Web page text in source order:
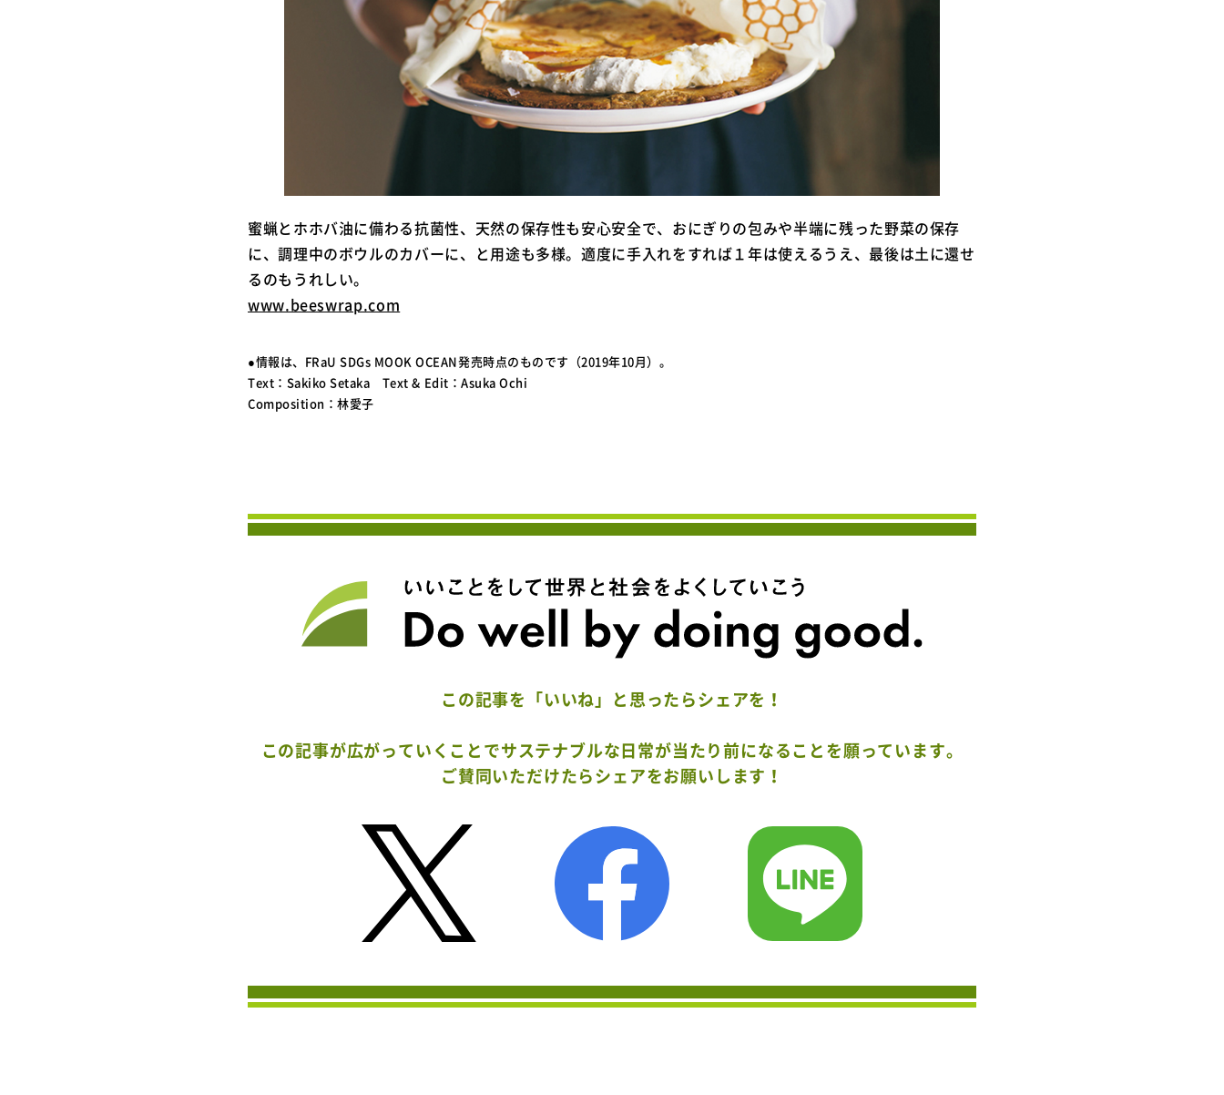
蜜蝋とホホバ油に備わる抗菌性、天然の保存性も安心安全で、おにぎりの包みや半端に残った野菜の保存
に、調理中のボウルのカバーに、と用途も多様。適度に手入れをすれば１年は使えるうえ、最後は土に還せ
るのもうれしい。
www.beeswrap.com
●情報は、FRaU SDGs MOOK OCEAN発売時点のものです（2019年10月）。
Text：Sakiko Setaka Text & Edit：Asuka Ochi
Composition：林愛子
この記事を「いいね」と思ったらシェアを！
この記事が広がっていくことでサステナブルな日常が当たり前になることを願っています。
ご賛同いただけたらシェアをお願いします！